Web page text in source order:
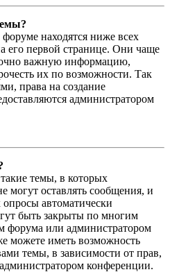
находятся ниже всех
его первой странице. Они чаще
важную информацию,
их по возможности. Так
права на создание
администратором
темы, в которых
могут оставлять сообщения, и
автоматически
быть закрыты по многим
форума или администратором
можете иметь возможность
темы, в зависимости от прав,
конференции.